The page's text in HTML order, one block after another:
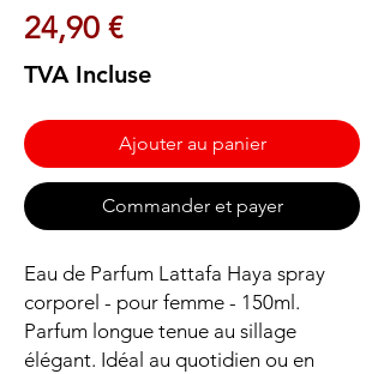
24,90 €Prix
TVA Incluse
Ajouter au panier
Commander et payer
Eau de Parfum Lattafa Haya spray
corporel - pour femme - 150ml.
Parfum longue tenue au sillage
élégant. Idéal au quotidien ou en